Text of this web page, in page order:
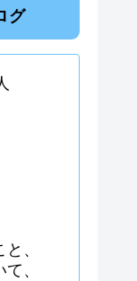
グ
、
、